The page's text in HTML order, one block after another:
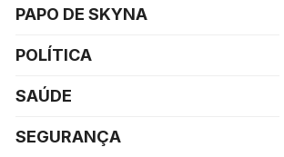
PAPO DE SKYNA
POLÍTICA
SAÚDE
SEGURANÇA